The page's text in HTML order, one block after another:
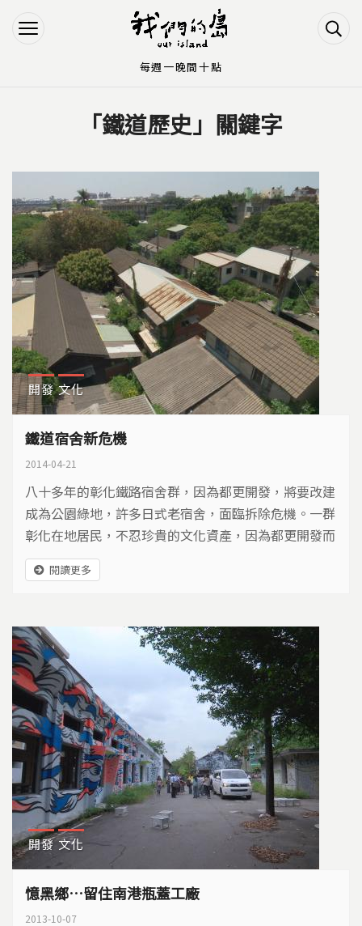
Jump to Navigation
Jump to Main content
「鐵道歷史」關鍵字
開發 文化
鐵道宿舍新危機
2014-04-21
八十多年的彰化鐵路宿舍群，因為都更開發，將要改建
成為公園綠地，許多日式老宿舍，面臨拆除危機。一群
彰化在地居民，不忍珍貴的文化資產，因為都更開發而
消失，發起一場搶救老宿舍群的運動，希望開創雙贏的
結局面…
閱讀更多
開發 文化
憶黑鄉…留住南港瓶蓋工廠
2013-10-07
每週一晚間十點